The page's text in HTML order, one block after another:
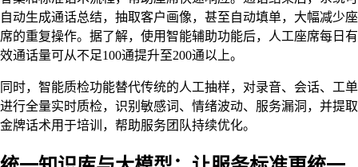
自动生成通话总结，抽取客户画像，甚至自动填单，大幅减少座
席的重复操作。据了解，使用智能辅助功能后，人工座席每日有
效通话量可从不足100通提升至200通以上。
同时，智能质检功能替代传统的人工抽样，对录音、会话、工单
进行全量实时质检，识别敏感词、情绪波动、服务漏洞，并提取
金牌话术用于培训，帮助服务团队持续优化。